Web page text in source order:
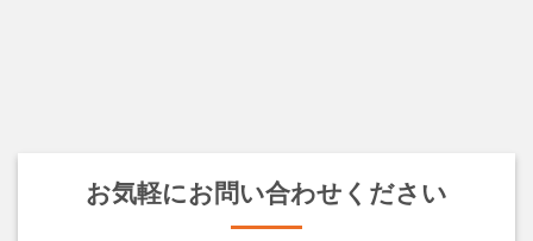
お気軽にお問い合わせください